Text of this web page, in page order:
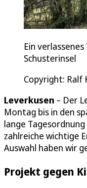
Ein
Schusterinsel
Copyright: Ralf
Leverkusen – Der
Montag bis in den
lange
zahlreiche wichtige
Auswahl haben wir
Projekt gegen